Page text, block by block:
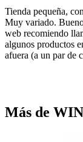
Tienda pequeña,
Muy variado.
web recomiendo
algunos productos
afuera (a un par de
Más de